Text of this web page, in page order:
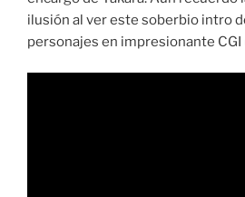
ilusión al ver este soberbio intro
personajes en impresionante CGI